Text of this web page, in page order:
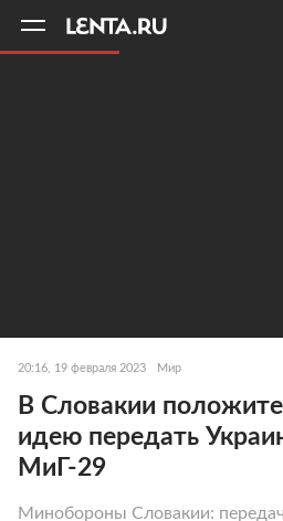
20:16, 19 февраля 2023 Мир
В Словакии
идею передать
МиГ-29
Минобороны Словакии: